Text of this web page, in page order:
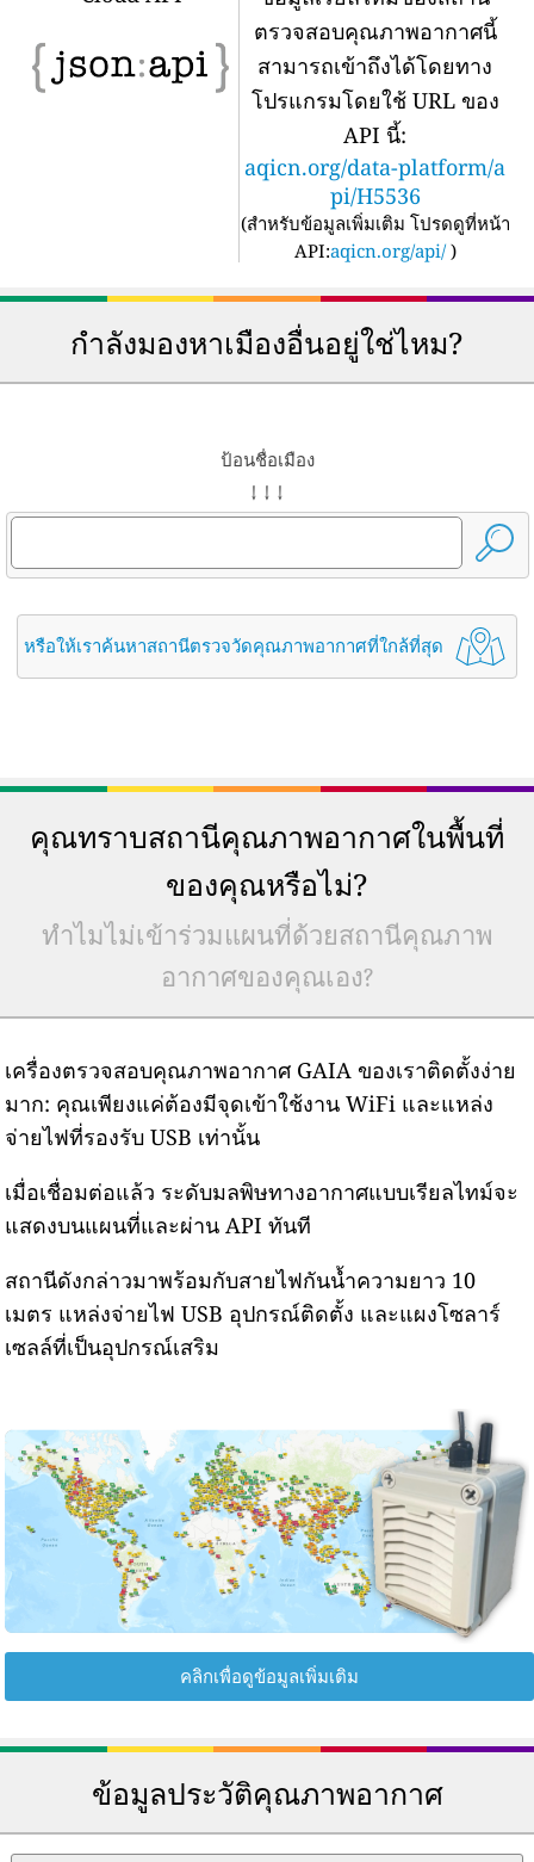
ตรวจสอบคุณภาพอากาศนี้
สามารถเข้าถึงได้โดยทาง
โปรแกรมโดยใช้ URL ของ
API นี้:
aqicn.org/data-platform/a
pi/H5536
(สำหรับข้อมูลเพิ่มเติม โปรดดูที่หน้า
API:aqicn.org/api/ )
กำลังมองหาเมืองอื่นอยู่ใช่ไหม?
ป้อนชื่อเมือง
↓ ↓ ↓
หรือให้เราค้นหาสถานีตรวจวัดคุณภาพอากาศที่ใกล้ที่สุด
คุณทราบสถานีคุณภาพอากาศในพื้นที่
ของคุณหรือไม่?
ทำไมไม่เข้าร่วมแผนที่ด้วยสถานีคุณภาพ
อากาศของคุณเอง?
เครื่องตรวจสอบคุณภาพอากาศ GAIA ของเราติดตั้งง่าย
มาก: คุณเพียงแค่ต้องมีจุดเข้าใช้งาน WiFi และแหล่ง
จ่ายไฟที่รองรับ USB เท่านั้น
เมื่อเชื่อมต่อแล้ว ระดับมลพิษทางอากาศแบบเรียลไทม์จะ
แสดงบนแผนที่และผ่าน API ทันที
สถานีดังกล่าวมาพร้อมกับสายไฟกันน้ำความยาว 10
เมตร แหล่งจ่ายไฟ USB อุปกรณ์ติดตั้ง และแผงโซลาร์
เซลล์ที่เป็นอุปกรณ์เสริม
คลิกเพื่อดูข้อมูลเพิ่มเติม
ข้อมูลประวัติคุณภาพอากาศ